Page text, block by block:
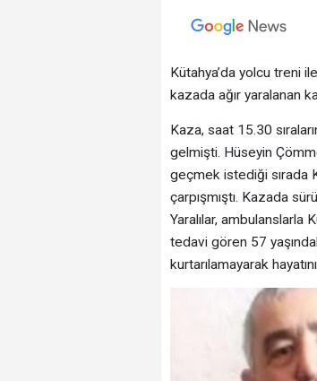
Kütahya’da yolcu treni
kazada ağır yaralanan
Kaza, saat 15.30
gelmişti. Hüseyin
geçmek istediği sırada
çarpışmıştı. Kazada
Yaralılar, ambulanslarla
tedavi gören 57
kurtarılamayarak